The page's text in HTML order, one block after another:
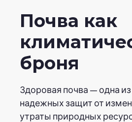
Почва как
броня
Здоровая почва — одна
надежных защит от
утраты природных